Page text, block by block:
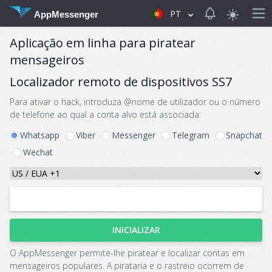
AppMessenger PT View
Aplicação em linha para piratear
mensageiros
Localizador remoto de dispositivos SS7
Para ativar o hack, introduza @nome de utilizador ou o número
de telefone ao qual a conta alvo está associada:
Whatsapp
Viber Messenger Telegram
Snapchat
Wechat
INICIALIZAR
O AppMessenger permite-lhe piratear e localizar contas em
mensageiros populares. A pirataria e o rastreio ocorrem de